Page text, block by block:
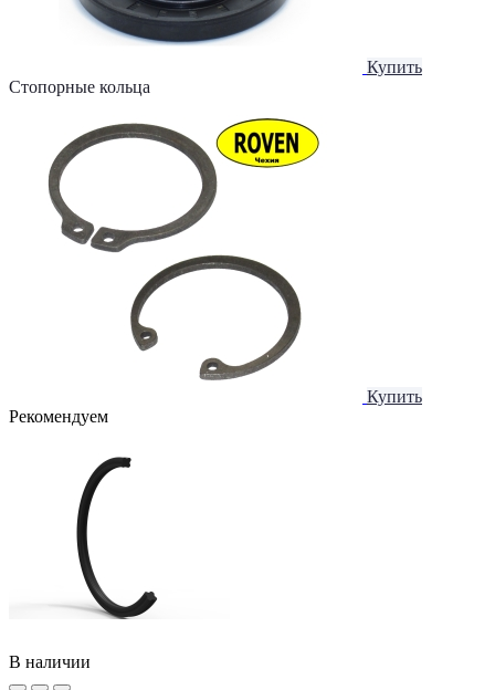
Купить
Стопорные кольца
Купить
Рекомендуем
В наличии